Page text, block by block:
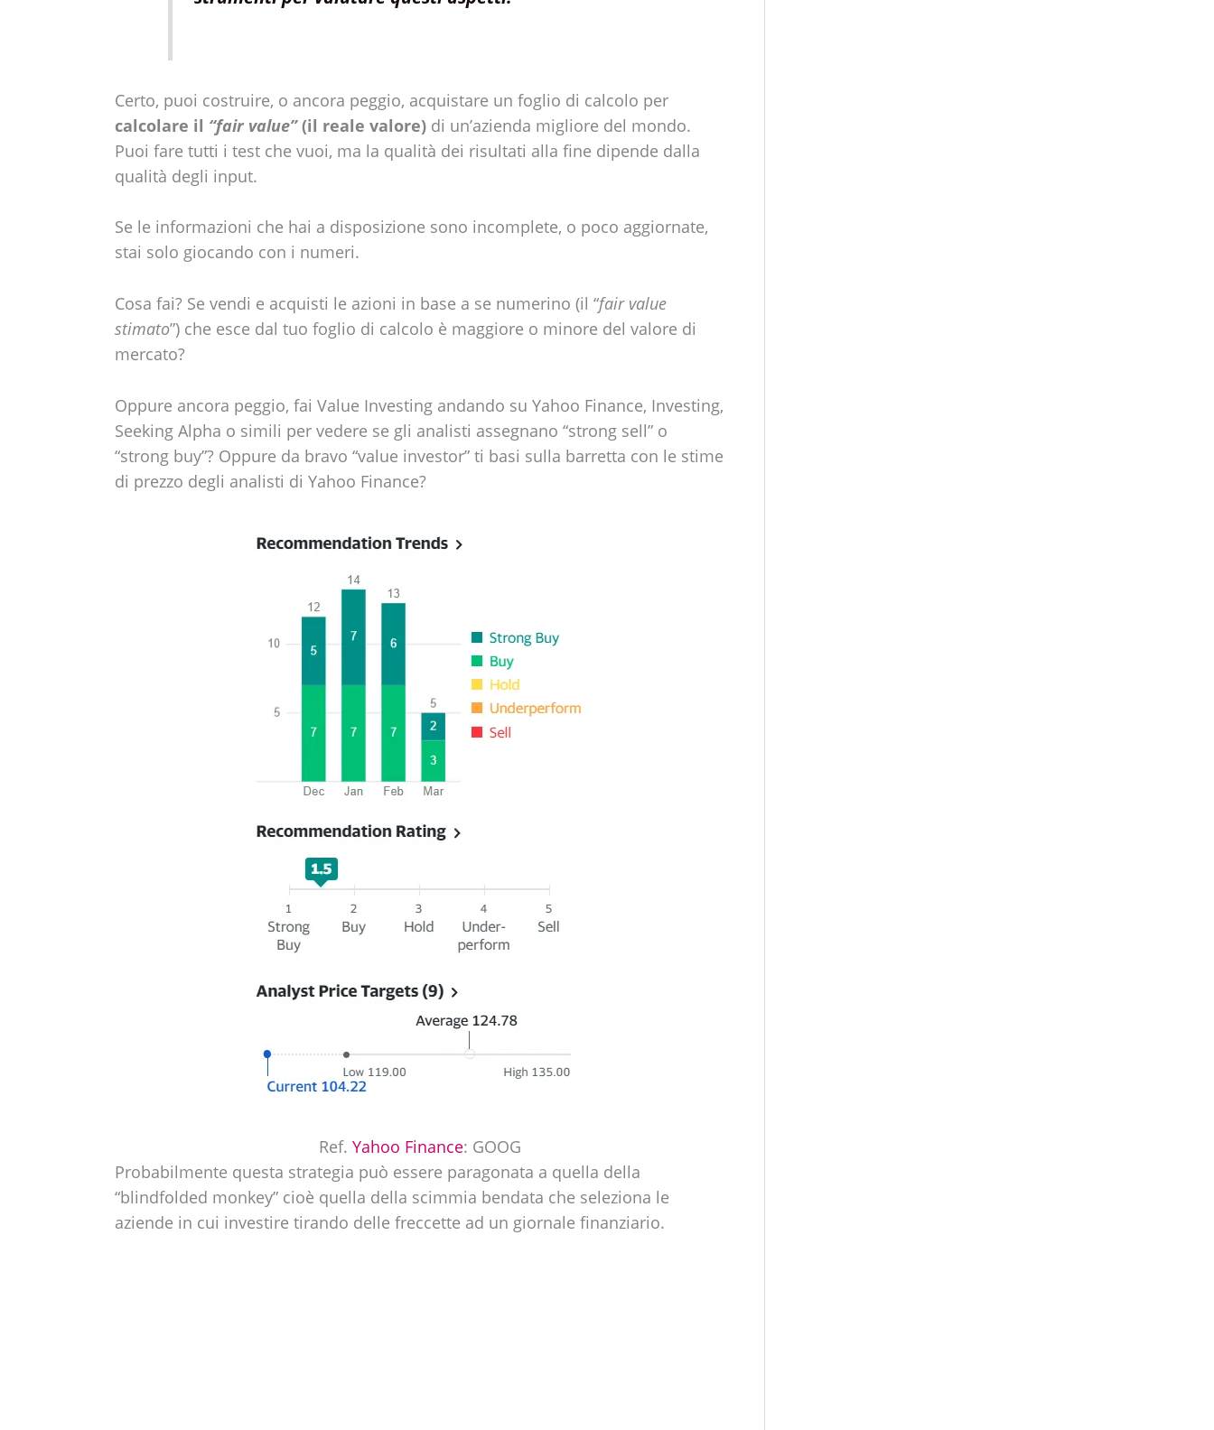
Certo, puoi costruire, o ancora peggio, acquistare un foglio di calcolo per
calcolare il “fair value”(il reale valore) di un’azienda migliore del mondo.
Puoi fare tutti i test che vuoi, ma la qualità dei risultati alla fine dipende dalla
qualità degli input.
Se le informazioni che hai a disposizione sono incomplete, o poco aggiornate,
stai solo giocando con i numeri.
Cosa fai? Se vendi e acquisti le azioni in base a se numerino (il “fair value
stimato”) che esce dal tuo foglio di calcolo è maggiore o minore del valore di
mercato?
Oppure ancora peggio, fai Value Investing andando su Yahoo Finance, Investing,
Seeking Alpha o simili per vedere se gli analisti assegnano “strong sell” o
“strong buy”? Oppure da bravo “value investor” ti basi sulla barretta con le stime
di prezzo degli analisti di Yahoo Finance?
Ref.Yahoo Finance: GOOG
Probabilmente questa strategia può essere paragonata a quella della
“blindfolded monkey” cioè quella della scimmia bendata che seleziona le
aziende in cui investire tirando delle freccette ad un giornale finanziario.